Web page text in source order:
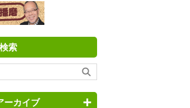
検索
ーカイブ